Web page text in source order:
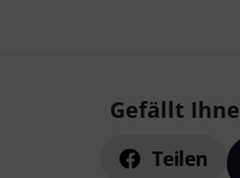
Gefällt
Teilen